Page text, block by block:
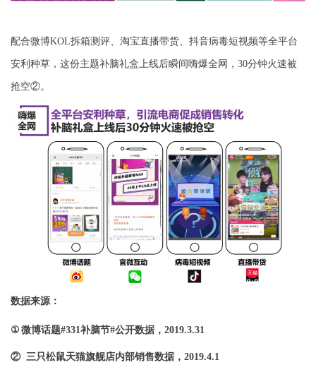
配合微博KOL拆箱测评、淘宝直播带货、抖音病毒短视频等全平台
安利种草，这份主题补脑礼盒上线后瞬间嗨爆全网， 30分钟火速被
抢空②。
数据来源：
① 微博话题#331补脑节#公开数据， 2019.3.31
② 三只松鼠天猫旗舰店内部销售数据， 2019.4.1